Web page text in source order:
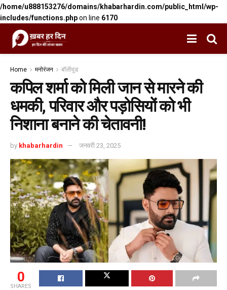
/home/u888153276/domains/khabarhardin.com/public_html/wp-
includes/functions.phpon line 6170
Home मनोरंजन बॉलीवुड
कपिल शर्मा को मिली जान से मारने की
धमकी, परिवार और पड़ोसियों को भी
निशाना बनाने की चेतावनी!
by khabarhardin जनवरी 23, 2025
0
SHARES